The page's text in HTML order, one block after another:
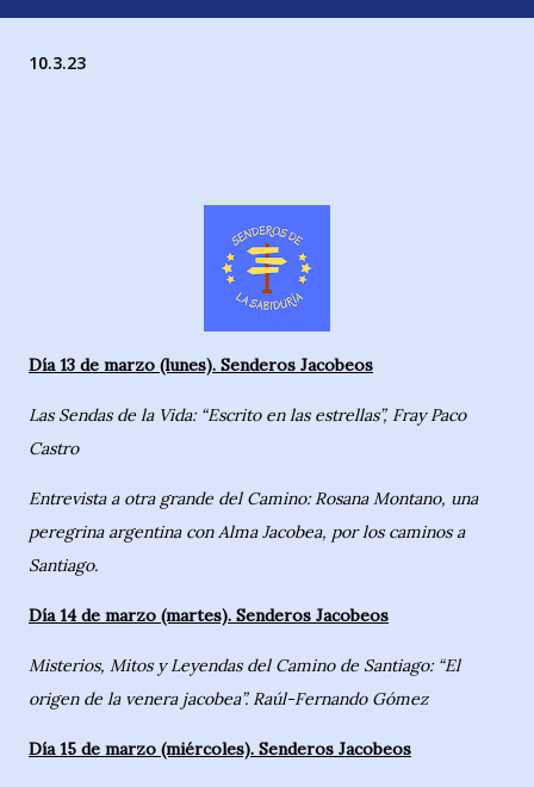
10.3.23
Día 13 de marzo (lunes). Senderos Jacobeos
Las Sendas de la Vida: “Escrito en las estrellas”, Fray Paco
Castro
Entrevista a otra grande del Camino: Rosana Montano, una
peregrina argentina con Alma Jacobea, por los caminos a
Santiago.
Día 14 de marzo (martes). Senderos Jacobeos
Misterios, Mitos y Leyendas del Camino de Santiago: “El
origen de la venera jacobea”. Raúl-Fernando Gómez
Día 15 de marzo (miércoles). Senderos Jacobeos